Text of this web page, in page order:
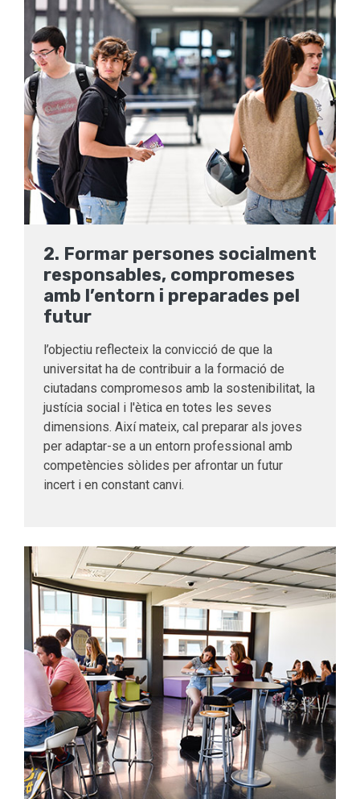
2. Formar persones socialment
responsables, compromeses
amb l’entorn i preparades pel
futur
l’objectiu reflecteix la convicció de que la
universitat ha de contribuir a la formació de
ciutadans compromesos amb la sostenibilitat, la
justícia social i l'ètica en totes les seves
dimensions. Així mateix, cal preparar als joves
per adaptar-se a un entorn professional amb
competències sòlides per afrontar un futur
incert i en constant canvi.